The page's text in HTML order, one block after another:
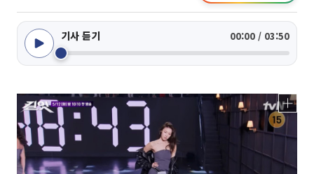
기사 듣기 00:00 / 03:50